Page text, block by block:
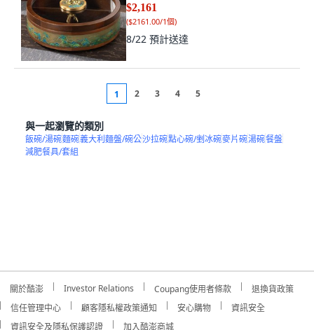
$2,161
($2161.00/1個)
8/22 預計送達
1 2 3 4 5
與一起瀏覽的類別
飯碗/湯碗麵碗義大利麵盤/碗公沙拉碗點心碗/剉冰碗麥片碗湯碗餐盤
減肥餐具/套組
關於酷澎 Investor Relations Coupang使用者條款
退換貨政策
信任管理中心
顧客隱私權政策通知 安心購物
資訊安全
資訊安全及隱私保護認證
加入酷澎商城